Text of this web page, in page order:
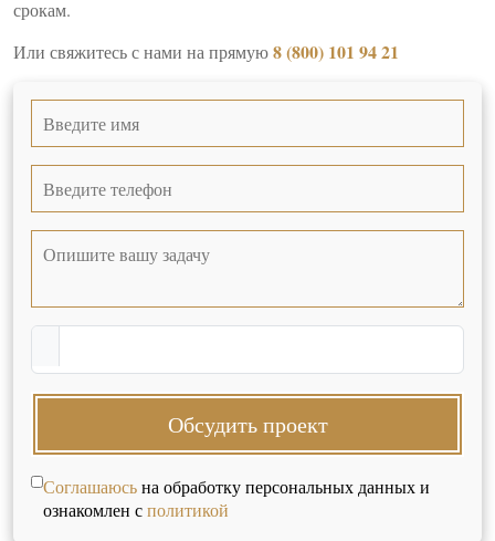
срокам.
Или свяжитесь с нами на прямую8 (800) 101 94 21
Обсудить проект
Соглашаюсьна обработку персональных данных и
ознакомлен сполитикой